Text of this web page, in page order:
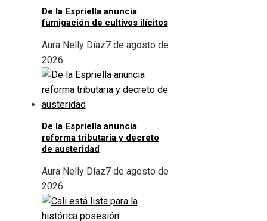
De la Espriella anuncia
fumigación de cultivos ilícitos
Aura Nelly Díaz7 de agosto de
2026
De la Espriella anuncia
reforma tributaria y decreto
de austeridad
Aura Nelly Díaz7 de agosto de
2026